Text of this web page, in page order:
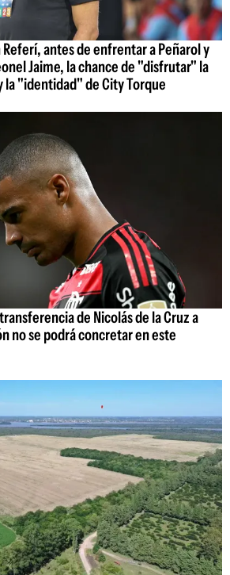
antes de enfrentar a Peñarol y
Jaime, la chance de "disfrutar" la
la "identidad" de City Torque
de Nicolás de la Cruz a
no se podrá concretar en este